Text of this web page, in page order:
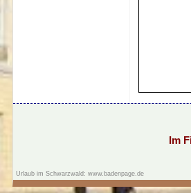
Im
Urlaub im Schwarzwald: www.badenpage.de